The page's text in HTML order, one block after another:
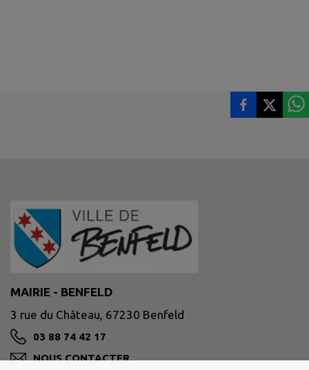
MAIRIE - BENFELD
3 rue du Château, 67230 Benfeld
03 88 74 42 17
NOUS CONTACTER